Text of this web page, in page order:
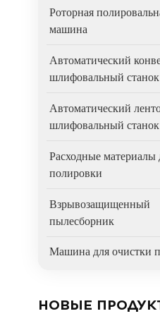
Роторная
машина
Автоматический
шлифовальный станок
Автоматический
шлифовальный станок
Расходные материалы
полировки
Взрывозащищенный
пылесборник
Машина для очистки
НОВЫЕ